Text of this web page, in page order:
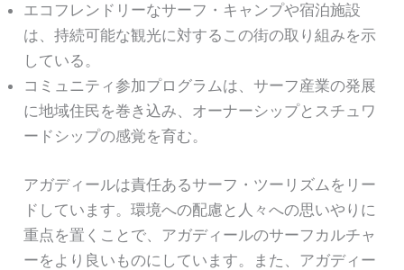
エコフレンドリーなサーフ・キャンプや宿泊施設
は、持続可能な観光に対するこの街の取り組みを示
している。
コミュニティ参加プログラムは、サーフ産業の発展
に地域住民を巻き込み、オーナーシップとスチュワ
ードシップの感覚を育む。
アガディールは責任あるサーフ・ツーリズムをリー
ドしています。環境への配慮と人々への思いやりに
重点を置くことで、アガディールのサーフカルチャ
ーをより良いものにしています。また、アガディー